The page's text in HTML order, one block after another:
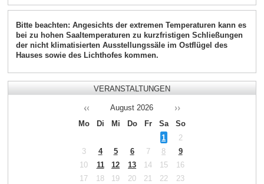
Bitte beachten: Angesichts der extremen Temperaturen kann es
bei zu hohen Saaltemperaturen zu kurzfristigen Schließungen
der nicht klimatisierten Ausstellungssäle im Ostflügel des
Hauses sowie des Lichthofes kommen.
VERANSTALTUNGEN
August 2026
Mo
Di Mi Do Fr Sa
So
1
2
3
4 5 6 7 8
9
10
11 12 13 14 15
16
17
18 19 20 21 22
23